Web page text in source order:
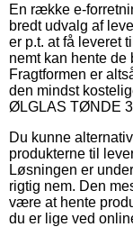
En række e-
bredt udvalg af
er p.t. at få leveret
nemt kan hente de
Fragtformen er
den mindst
ØLGLAS TØNDE
Du kunne
produkterne til
Løsningen er
rigtig nem. Den
være at hente
du er lige ved